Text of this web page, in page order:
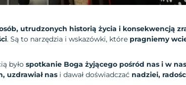
utrudzonych historią życia i konsekwencją
. Są to narzędzia i wskazówki, które pragniemy
było spotkanie Boga żyjącego pośród nas i w nas
uzdrawiał nas i dawał doświadczać nadziei,